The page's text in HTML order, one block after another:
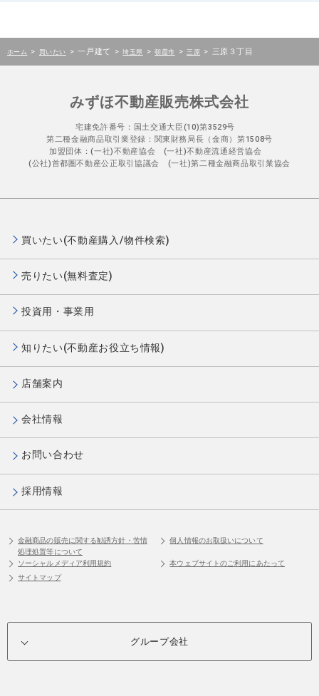
ホーム > 買いたい > 一戸建て > 埼玉県 > 朝霞市 > 三原 > 三原３丁目
みずほ不動産販売株式会社
宅建免許番号：国土交通大臣(10)第3529号
第二種金融商品取引業登録：関東財務局長（金商）第1508号
加盟団体：(一社)不動産協会 (一社)不動産流通経営協会
(公社)首都圏不動産公正取引協議会 (一社)第二種金融商品取引業協会
買いたい(不動産購入/物件検索)
売りたい(無料査定)
投資用・事業用
知りたい(不動産お役立ち情報)
店舗案内
会社情報
お問い合わせ
採用情報
金融商品の販売に関する勧誘方針・苦情
処理処置等について
個人情報のお取扱いについて
ソーシャルメディア利用規約
本ウェブサイトのご利用にあたって
サイトマップ
グループ会社